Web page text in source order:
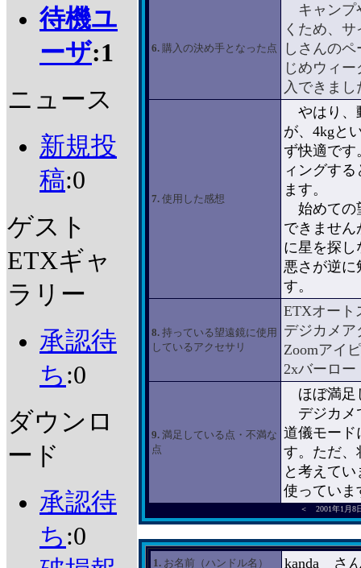
待機ユ
ーザ:1
ニュース
新規投
稿:0
ゲスト
ETXギャ
ラリー
承認待
ち :0
ダウンロ
ード
承認待
ち :0
6. 購入の決め手となった点
キャンプ
くため、
しさんの
じめウィ
入できまし
7. 使用した感想
やはり、
が、4kgと
ず快適です
ィングす
ます。
始めての
できませ
に星を探
悪さが逆に
す。
8. 持っている望遠鏡に使用
しているアクセサリ
ETXオート
デジカメア
Zoomアイ
2xバーロー
9. 満足している点・不満な
点
ほぼ満足
デジカメ
道儀モード
す。ただ、
と考えて
使っていま
＜ 2001年1月
1. お名前（ハンドル名） kanda さ